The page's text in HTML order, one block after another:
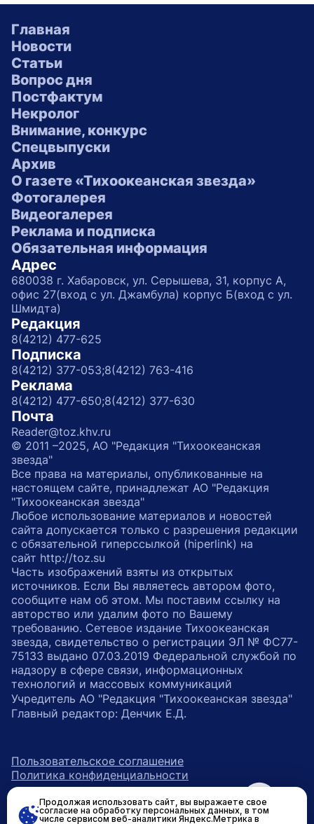
Главная
Новости
Статьи
Вопрос дня
Постфактум
Некролог
Внимание, конкурс
Спецвыпуски
Архив
О газете «Тихоокеанская звезда»
Фотогалерея
Видеогалерея
Реклама и подписка
Обязательная информация
Адрес
680038 г. Хабаровск, ул. Серышева, 31, корпус А,
офис 27(вход с ул. Джамбула) корпус Б(вход с ул.
Шмидта)
Редакция
8(4212) 477-625
Подписка
8(4212) 377-053;8(4212) 763-416
Реклама
8(4212) 477-650;8(4212) 377-630
Почта
Reader@toz.khv.ru
© 2011 –2025, АО "Редакция "Тихоокеанская
звезда"
Все права на материалы, опубликованные на
настоящем сайте, принадлежат АО "Редакция
"Тихоокеанская звезда"
Любое использование материалов и новостей
сайта допускается только с разрешения редакции
с обязательной гиперссылкой (hiperlink) на
сайт http://toz.su
Часть изображений взяты из открытых
источников. Если Вы являетесь автором фото,
сообщите нам об этом. Мы поставим ссылку на
авторство или удалим фото по Вашему
требованию. Сетевое издание Тихоокеанская
звезда, свидетельство о регистрации ЭЛ № ФС77-
75133 выдано 07.03.2019 Федеральной службой по
надзору в сфере связи, информационных
технологий и массовых коммуникаций
Учредитель АО "Редакция "Тихоокеанская звезда"
Главный редактор: Денчик Е.Д.
Пользовательское соглашение
Политика конфиденциальности
ссылка на главную
возрастное ограничение 16+
Продолжая использовать сайт, вы выражаете свое
согласие на обработку персональных данных, в том
числе сервисом веб-аналитики Яндекс.Метрика в